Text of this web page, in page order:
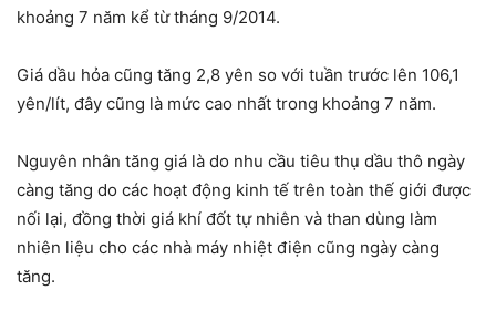
khoảng 7 năm kể từ tháng 9/2014.
Giá dầu hỏa cũng tăng 2,8 yên so với tuần trước lên 106,1
yên/lít, đây cũng là mức cao nhất trong khoảng 7 năm.
Nguyên nhân tăng giá là do nhu cầu tiêu thụ dầu thô ngày
càng tăng do các hoạt động kinh tế trên toàn thế giới được
nối lại, đồng thời giá khí đốt tự nhiên và than dùng làm
nhiên liệu cho các nhà máy nhiệt điện cũng ngày càng
tăng.